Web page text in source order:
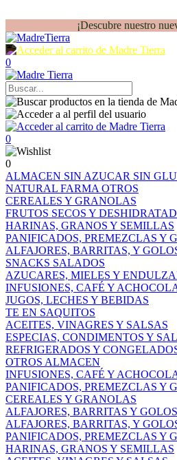
¡Descubre nuestro
0
0
0
ALMACEN SIN AZUCAR SIN
NATURAL FARMA OTROS
CEREALES Y GRANOLAS
FRUTOS SECOS Y
HARINAS, GRANOS Y SEMILLAS
PANIFICADOS, PREMEZCLAS Y
ALFAJORES, BARRITAS, Y
SNACKS SALADOS
AZUCARES, MIELES Y
INFUSIONES, CAFÉ Y
JUGOS, LECHES Y BEBIDAS
TE EN SAQUITOS
ACEITES, VINAGRES Y SALSAS
ESPECIAS, CONDIMENTOS Y
REFRIGERADOS Y
OTROS ALMACEN
INFUSIONES, CAFÉ Y
PANIFICADOS, PREMEZCLAS Y
CEREALES Y GRANOLAS
ALFAJORES, BARRITAS Y
ALFAJORES, BARRITAS, Y
PANIFICADOS, PREMEZCLAS Y
HARINAS, GRANOS Y SEMILLAS